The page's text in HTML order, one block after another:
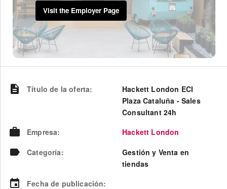
Visit the Employer Page
Título de la oferta:
Hackett London ECI
Plaza Cataluña - Sales
Consultant 24h
Empresa:
Hackett London
Categoría:
Gestión y Venta en
tiendas
Fecha de publicación: